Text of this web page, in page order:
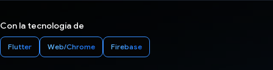
Con la tecnología de
Flutter Web/Chrome Firebase